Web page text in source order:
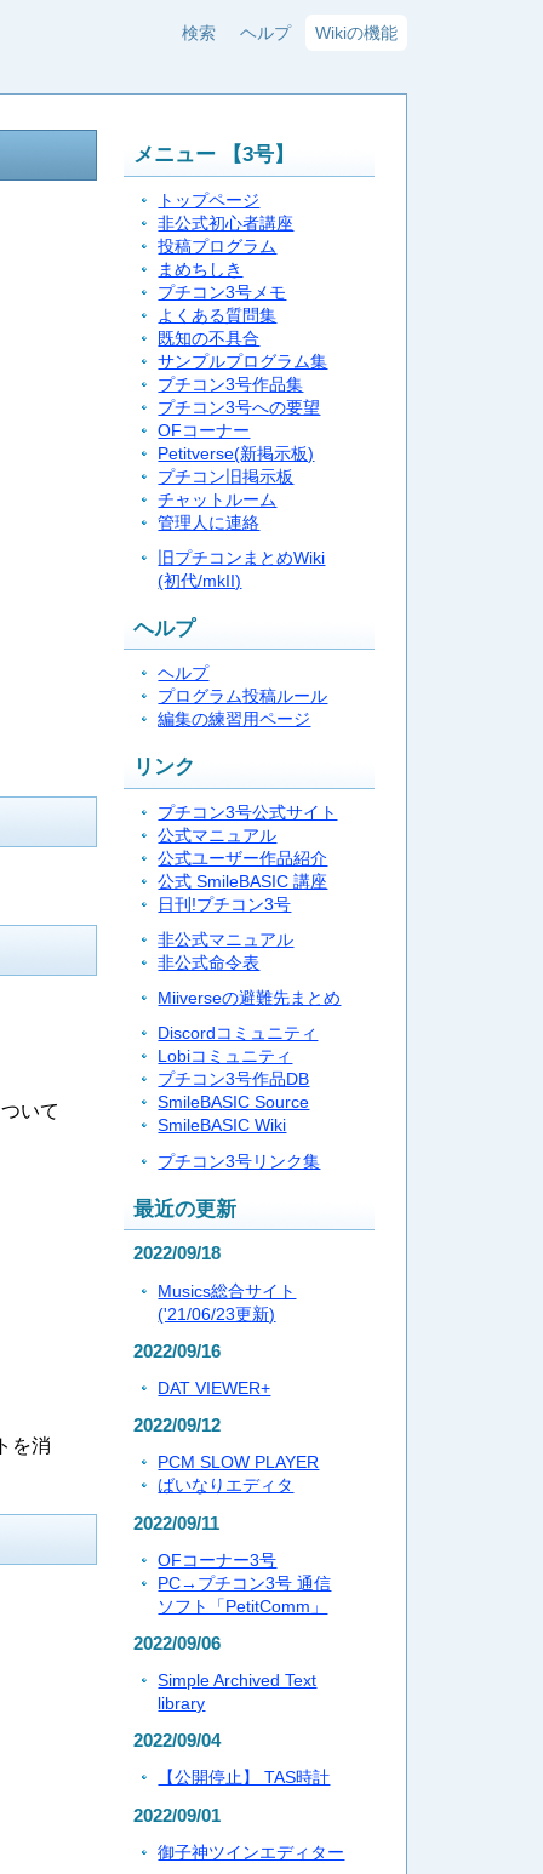
検索 ヘルプ Wikiの機能
いて
を消
メニュー 【3号】
トップページ
非公式初心者講座
投稿プログラム
まめちしき
プチコン3号メモ
よくある質問集
既知の不具合
サンプルプログラム集
プチコン3号作品集
プチコン3号への要望
OFコーナー
Petitverse(新掲示板)
プチコン旧掲示板
チャットルーム
管理人に連絡
旧プチコンまとめWiki
(初代/mkII)
ヘルプ
ヘルプ
プログラム投稿ルール
編集の練習用ページ
リンク
プチコン3号公式サイト
公式マニュアル
公式ユーザー作品紹介
公式 SmileBASIC 講座
日刊!プチコン3号
非公式マニュアル
非公式命令表
Miiverseの避難先まとめ
Discordコミュニティ
Lobiコミュニティ
プチコン3号作品DB
SmileBASIC Source
SmileBASIC Wiki
プチコン3号リンク集
最近の更新
2022/09/18
Musics総合サイト
('21/06/23更新)
2022/09/16
DAT VIEWER+
2022/09/12
PCM SLOW PLAYER
ばいなりエディタ
2022/09/11
OFコーナー3号
PC→プチコン3号 通信
ソフト「PetitComm」
2022/09/06
Simple Archived Text
library
2022/09/04
【公開停止】 TAS時計
2022/09/01
御子神ツインエディター